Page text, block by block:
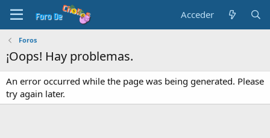
Acceder
Foros
¡Oops! Hay problemas.
An error occurred while the page was being generated. Please
try again later.